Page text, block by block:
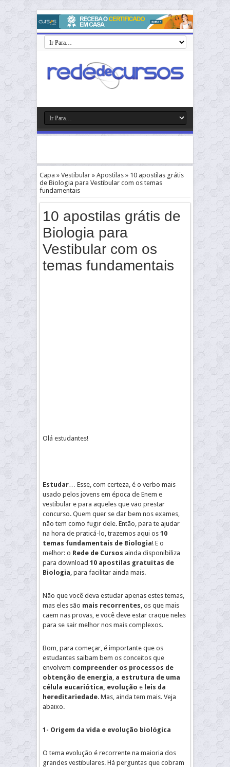
Capa » Vestibular » Apostilas » 10 apostilas grátis
de Biologia para Vestibular com os temas
fundamentais
10 apostilas grátis de
Biologia para
Vestibular com os
temas fundamentais
Olá estudantes!
Estudar… Esse, com certeza, é o verbo mais
usado pelos jovens em época de Enem e
vestibular e para aqueles que vão prestar
concurso. Quem quer se dar bem nos exames,
não tem como fugir dele. Então, para te ajudar
na hora de praticá-lo, trazemos aqui os 10
temas fundamentais de Biologia! E o
melhor: o Rede de Cursos ainda disponibiliza
para download 10 apostilas gratuitas de
Biologia, para facilitar ainda mais.
Não que você deva estudar apenas estes temas,
mas eles são mais recorrentes, os que mais
caem nas provas, e você deve estar craque neles
para se sair melhor nos mais complexos.
Bom, para começar, é importante que os
estudantes saibam bem os conceitos que
envolvem compreender os processos de
obtenção de energia, a estrutura de uma
célula eucariótica, evolução e leis da
hereditariedade. Mas, ainda tem mais. Veja
abaixo.
1- Origem da vida e evolução biológica
O tema evolução é recorrente na maioria dos
grandes vestibulares. Há perguntas que cobram